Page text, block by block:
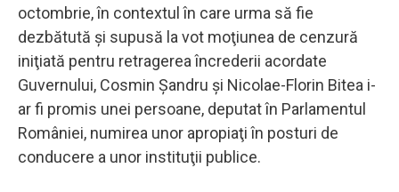
octombrie, în contextul în care urma să fie
dezbătută şi supusă la vot moţiunea de cenzură
iniţiată pentru retragerea încrederii acordate
Guvernului, Cosmin Şandru şi Nicolae-Florin Bitea i-
ar fi promis unei persoane, deputat în Parlamentul
României, numirea unor apropiaţi în posturi de
conducere a unor instituţii publice.